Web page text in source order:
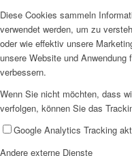
Diese Cookies sammeln
verwendet werden, um zu
oder wie effektiv unsere
unsere Website und
verbessern.
Wenn Sie nicht möchten, dass
verfolgen, können Sie das
Google Analytics Tracking
Andere externe Dienste